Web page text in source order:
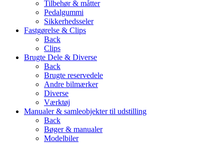
Tilbehør & måtter
Pedalgummi
Sikkerhedsseler
Fastgørelse & Clips
Back
Clips
Brugte Dele & Diverse
Back
Brugte reservedele
Andre bilmærker
Diverse
Værktøj
Manualer & samleobjekter til udstilling
Back
Bøger & manualer
Modelbiler